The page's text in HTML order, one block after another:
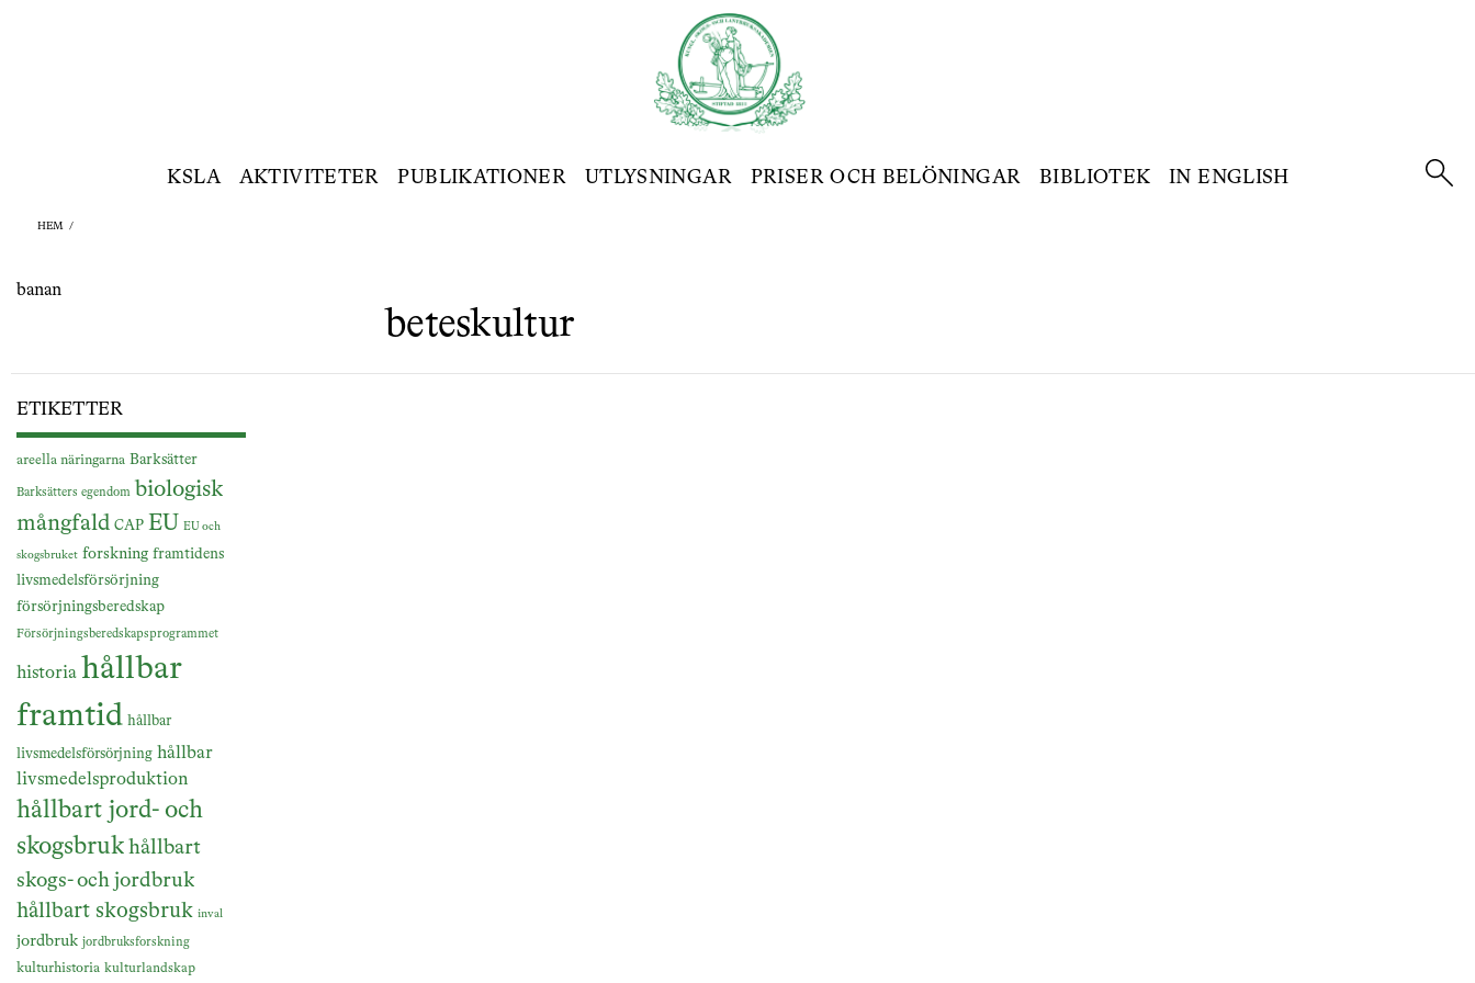
KSLA AKTIVITETER PUBLIKATIONER UTLYSNINGAR PRISER OCH BELÖNINGAR BIBLIOTEK IN ENGLISH
HEM /
banan
beteskultur
ETIKETTER
areella näringarna Barksätter
Barksätters egendom biologisk
mångfald CAP EU EU och
skogsbruket forskning framtidens
livsmedelsförsörjning
försörjningsberedskap
Försörjningsberedskapsprogrammet
historia hållbar
framtid hållbar
livsmedelsförsörjning hållbar
livsmedelsproduktion
hållbart jord- och
skogsbruk hållbart
skogs- och jordbruk
hållbart skogsbruk inval
jordbruk jordbruksforskning
kulturhistoria kulturlandskap